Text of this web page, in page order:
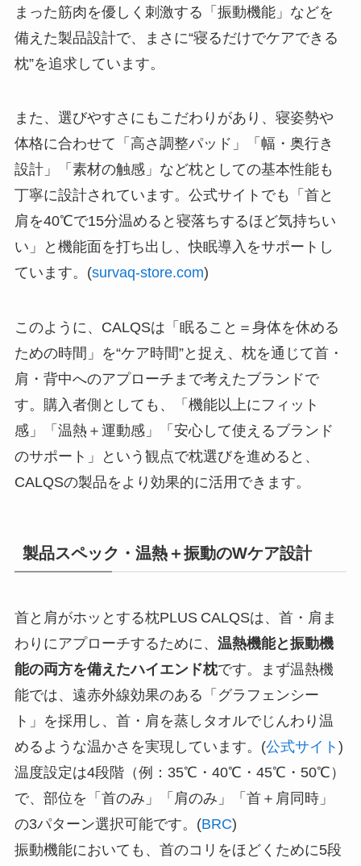
まった筋肉を優しく刺激する「振動機能」などを
備えた製品設計で、まさに“寝るだけでケアできる
枕”を追求しています。
また、選びやすさにもこだわりがあり、寝姿勢や
体格に合わせて「高さ調整パッド」「幅・奥行き
設計」「素材の触感」など枕としての基本性能も
丁寧に設計されています。公式サイトでも「首と
肩を40℃で15分温めると寝落ちするほど気持ちい
い」と機能面を打ち出し、快眠導入をサポートし
ています。(survaq-store.com)
このように、CALQSは「眠ること＝身体を休める
ための時間」を“ケア時間”と捉え、枕を通じて首・
肩・背中へのアプローチまで考えたブランドで
す。購入者側としても、「機能以上にフィット
感」「温熱＋運動感」「安心して使えるブランド
のサポート」という観点で枕選びを進めると、
CALQSの製品をより効果的に活用できます。
製品スペック・温熱＋振動のWケア設計
首と肩がホッとする枕PLUS CALQSは、首・肩ま
わりにアプローチするために、 温熱機能と振動機
能の両方を備えたハイエンド枕です。まず温熱機
能では、遠赤外線効果のある「グラフェンシー
ト」を採用し、首・肩を蒸しタオルでじんわり温
めるような温かさを実現しています。(公式サイト )
温度設定は4段階（例：35℃・40℃・45℃・50℃）
で、部位を「首のみ」「肩のみ」「首＋肩同時」
の3パターン選択可能です。(BRC)
振動機能においても、首のコリをほどくために5段